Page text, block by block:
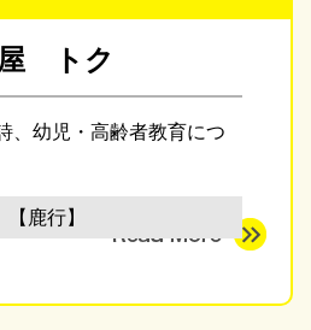
トク
、幼児・高齢者教育につ
【鹿行】